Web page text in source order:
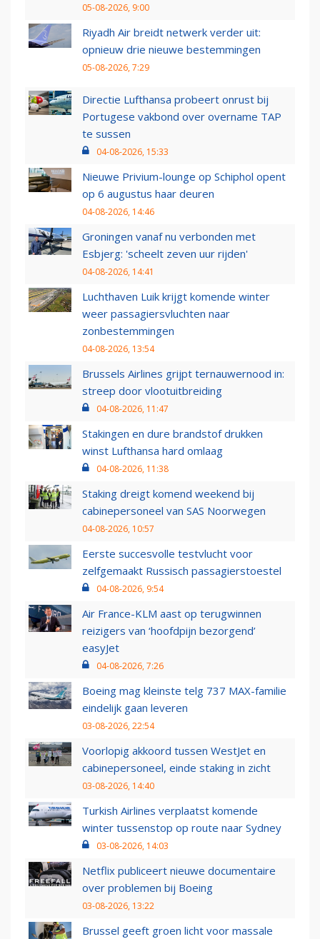
05-08-2026, 9:00
Riyadh Air breidt netwerk verder uit:
opnieuw drie nieuwe bestemmingen
05-08-2026, 7:29
Directie Lufthansa probeert onrust bij
Portugese vakbond over overname TAP
te sussen
04-08-2026, 15:33
Nieuwe Privium-lounge op Schiphol opent
op 6 augustus haar deuren
04-08-2026, 14:46
Groningen vanaf nu verbonden met
Esbjerg: 'scheelt zeven uur rijden'
04-08-2026, 14:41
Luchthaven Luik krijgt komende winter
weer passagiersvluchten naar
zonbestemmingen
04-08-2026, 13:54
Brussels Airlines grijpt ternauwernood in:
streep door vlootuitbreiding
04-08-2026, 11:47
Stakingen en dure brandstof drukken
winst Lufthansa hard omlaag
04-08-2026, 11:38
Staking dreigt komend weekend bij
cabinepersoneel van SAS Noorwegen
04-08-2026, 10:57
Eerste succesvolle testvlucht voor
zelfgemaakt Russisch passagierstoestel
04-08-2026, 9:54
Air France-KLM aast op terugwinnen
reizigers van ‘hoofdpijn bezorgend’
easyJet
04-08-2026, 7:26
Boeing mag kleinste telg 737 MAX-familie
eindelijk gaan leveren
03-08-2026, 22:54
Voorlopig akkoord tussen WestJet en
cabinepersoneel, einde staking in zicht
03-08-2026, 14:40
Turkish Airlines verplaatst komende
winter tussenstop op route naar Sydney
03-08-2026, 14:03
Netflix publiceert nieuwe documentaire
over problemen bij Boeing
03-08-2026, 13:22
Brussel geeft groen licht voor massale